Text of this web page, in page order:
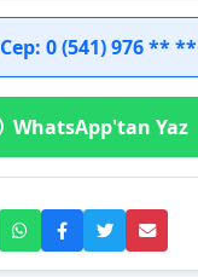
Cep: 0 (541) 976 ** **
WhatsApp'tan Yaz